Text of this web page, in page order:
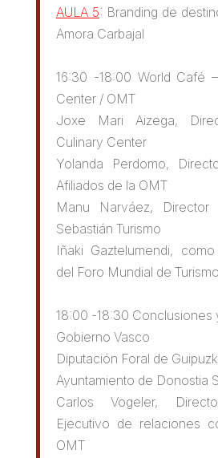
AULA 5: Branding de
Amora Carbajal
16:30 -18:00 World Café
Center / OMT
Joxe Mari Aizega,
Culinary Center
Yolanda Perdomo,
Afiliados de la OMT
Manu Narváez,
Sebastián Turismo
Iñaki Gaztelumendi,
del Foro Mundial de
18:00 -18:30 Conclusiones
Gobierno Vasco
Diputación Foral de
Ayuntamiento de Donostia
Carlos Vogeler,
Ejecutivo de relaciones
OMT